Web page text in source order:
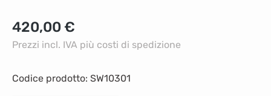
Prezzo normale:
420,00 €
Prezzi incl. IVA più costi di spedizione
Codice prodotto: SW10301